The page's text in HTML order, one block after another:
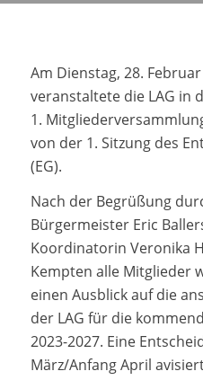
Am Dienstag, 28.
veranstaltete die LAG in
1.
von der 1. Sitzung des
(EG).
Nach der Begrüßung
Bürgermeister Eric
Koordinatorin Veronika
Kempten alle Mitglieder
einen Ausblick auf die
der LAG für die
2023-2027. Eine
März/Anfang April